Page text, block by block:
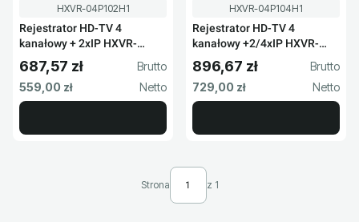
Kod produktu
HXVR-04P102H1
Rejestrator HD-TV 4
kanałowy + 2xIP HXVR-
04P102H1
Cena brutto
687,57 zł
Cena netto
559,00 zł
Kod produktu
HXVR-04P104H1
Rejestrator HD-TV 4
kanałowy +2/4xIP HXVR-
04P104H1
Cena brutto
896,67 zł
Cena netto
729,00 zł
Strona z 1